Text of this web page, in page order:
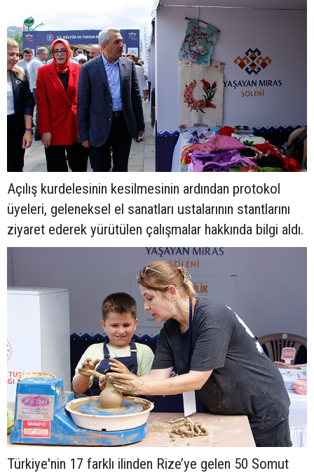
Açılış kurdelesinin kesilmesinin ardından protokol
üyeleri, geleneksel el sanatları ustalarının stantlarını
ziyaret ederek yürütülen çalışmalar hakkında bilgi aldı.
Türkiye'nin 17 farklı ilinden Rize’ye gelen 50 Somut